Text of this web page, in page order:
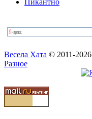
Весела Хата © 2011-2026
Разное